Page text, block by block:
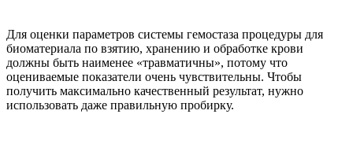
Для оценки параметров системы гемостаза процедуры для
биоматериала по взятию, хранению и обработке крови
должны быть наименее «травматичны», потому что
оцениваемые показатели очень чувствительны. Чтобы
получить максимально качественный результат, нужно
использовать даже правильную пробирку.